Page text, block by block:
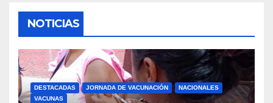
NOTICIAS
DESTACADAS JORNADA DE VACUNACIÓN
NACIONALES
VACUNAS